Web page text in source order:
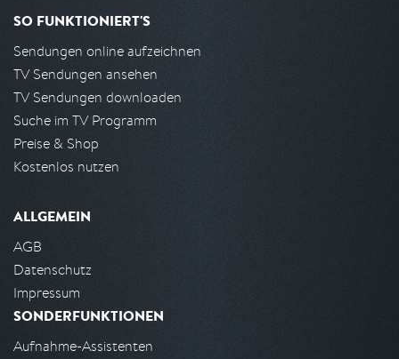
SO FUNKTIONIERT'S
Sendungen online aufzeichnen
TV Sendungen ansehen
TV Sendungen downloaden
Suche im TV Programm
Preise & Shop
Kostenlos nutzen
ALLGEMEIN
AGB
Datenschutz
Impressum
SONDERFUNKTIONEN
Aufnahme-Assistenten